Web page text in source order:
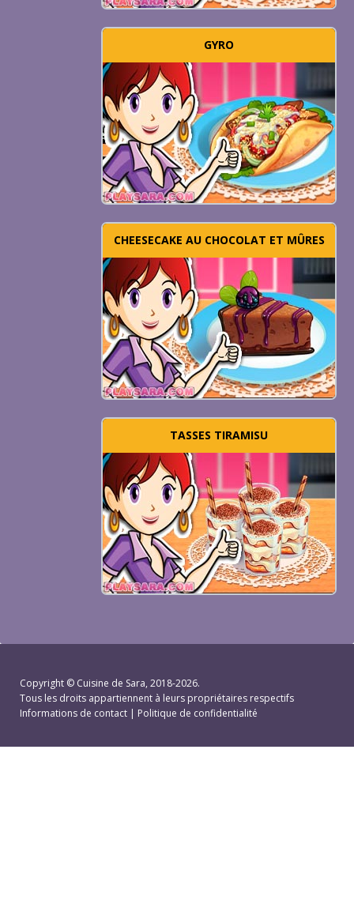
GYRO
CHEESECAKE AU CHOCOLAT ET MÛRES
TASSES TIRAMISU
Copyright © Cuisine de Sara, 2018-2026.
Tous les droits appartiennent à leurs propriétaires respectifs
Informations de contact | Politique de confidentialité